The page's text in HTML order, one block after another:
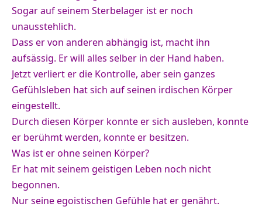
Sogar auf seinem Sterbelager ist er noch
unausstehlich.
Dass er von anderen abhängig ist, macht ihn
aufsässig. Er will alles selber in der Hand haben.
Jetzt verliert er die Kontrolle, aber sein ganzes
Gefühlsleben hat sich auf seinen irdischen Körper
eingestellt.
Durch diesen Körper konnte er sich ausleben, konnte
er berühmt werden, konnte er besitzen.
Was ist er ohne seinen Körper?
Er hat mit seinem geistigen Leben noch nicht
begonnen.
Nur seine egoistischen Gefühle hat er genährt.